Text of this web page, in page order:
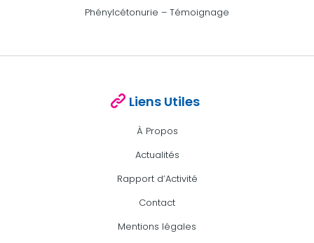
Phénylcétonurie – Témoignage
Liens Utiles
À Propos
Actualités
Rapport d’Activité
Contact
Mentions légales